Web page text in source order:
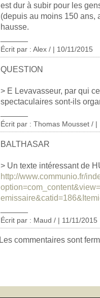
est dur à subir pour les
(depuis au moins 150 ans,
hausse.
Écrit par : Alex / | 10/11/2015
QUESTION
> E Levavasseur, par qui
spectaculaires sont-ils
Écrit par : Thomas Mousset / |
BALTHASAR
> Un texte intéressant de
http://www.communio.fr/
Écrit par : Maud / | 11/11/2015
Les commentaires sont